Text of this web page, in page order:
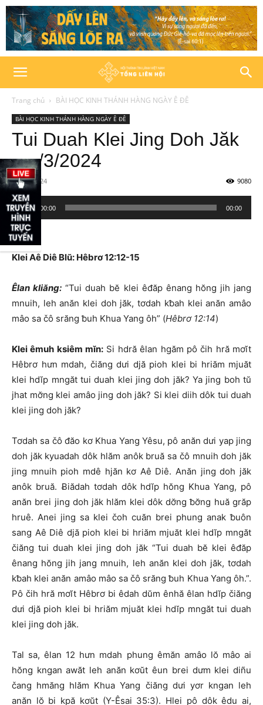
Trang chủ BÀI HỌC KINH THÁNH HÀNG NGÀY Ê ĐÊ
BÀI HỌC KINH THÁNH HÀNG NGÀY Ê ĐÊ
Tui Duah Klei Jing Doh Jăk
– 4/3/2024
04/03/2024 9080
Trình
phát
âm
thanh
00:00 00:00
Klei Aê Diê Blŭ: Hêbrơ 12:12-15
Êlan kliăng: “Tui duah bĕ klei êđăp ênang hŏng jih jang
mnuih, leh anăn klei doh jăk, tơdah kƀah klei anăn amâo
mâo sa čô srăng ƀuh Khua Yang ôh” (Hêbrơ 12:14)
Klei êmuh ksiêm mĭn: Si hdră êlan hgăm pô čih hră mơĭt
Hêbrơ hưn mdah, čiăng dưi djă pioh klei bi hriăm mjuăt
klei hdĭp mngăt tui duah klei jing doh jăk? Ya jing boh tŭ
jhat mơ̆ng klei amâo jing doh jăk? Si klei diih dôk tui duah
klei jing doh jăk?
Tơdah sa čô đăo kơ Khua Yang Yêsu, pô anăn dưi yap jing
doh jăk kyuadah dôk hlăm anôk bruă sa čô mnuih doh jăk
jing mnuih pioh mdê hjăn kơ Aê Diê. Anăn jing doh jăk
anôk bruă. Ƀiădah tơdah dôk hdĭp hŏng Khua Yang, pô
anăn brei jing doh jăk hlăm klei dôk dơ̆ng ƀơ̆ng huă grăp
hruê. Anei jing sa klei čoh cuăn brei phung anak ƀuôn
sang Aê Diê djă pioh klei bi hriăm mjuăt klei hdĭp mngăt
čiăng tui duah klei jing doh jăk “Tui duah bĕ klei êđăp
ênang hŏng jih jang mnuih, leh anăn klei doh jăk, tơdah
kƀah klei anăn amâo mâo sa čô srăng ƀuh Khua Yang ôh.”.
Pô čih hră mơĭt Hêbrơ bi êdah dŭm ênhă êlan hdĭp čiăng
dưi djă pioh klei bi hriăm mjuăt klei hdĭp mngăt tui duah
klei jing doh jăk.
Tal sa, êlan 12 hưn mdah phung êmăn amâo lŏ mâo ai
hŏng kngan awăt leh anăn kơŭt êun brei dưm klei diñu
čang hmăng hlăm Khua Yang čiăng dưi yơr kngan leh
anăn lŏ bi kpă kơŭt (Y-Êsai 35:3). Hlei pô dôk êdu ai,